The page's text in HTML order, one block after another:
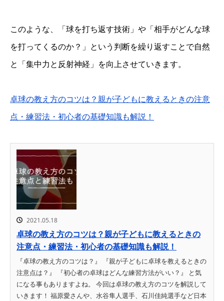
このような、「球を打ち返す技術」や「相手がどんな球
を打ってくるのか？」という判断を繰り返すことで自然
と「集中力と反射神経」を向上させていきます。
卓球の教え方のコツは？親が子どもに教えるときの注意
点・練習法・初心者の基礎知識も解説！
2021.05.18
卓球の教え方のコツは？親が子どもに教えるときの
注意点・練習法・初心者の基礎知識も解説！
『卓球の教え方のコツは？』 『親が子どもに卓球を教えるときの
注意点は？』 『初心者の卓球はどんな練習方法がいい？』 と気
になる事もありますよね。 今回は卓球の教え方のコツを解説して
いきます！ 福原愛さんや、水谷隼人選手、石川佳純選手など日本